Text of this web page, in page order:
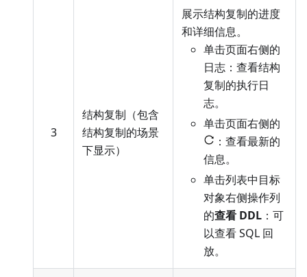
3
结构复制（包含
结构复制的场景
下显示）
展示结构复制的进度
和详细信息。
单击页面右侧的
日志：查看结构
复制的执行日
志。
单击页面右侧的
：查看最新的
信息。
单击列表中目标
对象右侧操作列
的查看 DDL ：可
以查看 SQL 回
放。